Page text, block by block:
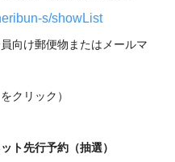
s/showList
け郵便物またはメールマ
クリック）
ト先行予約（抽選）